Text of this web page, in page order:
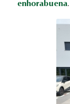
enhorabuena.